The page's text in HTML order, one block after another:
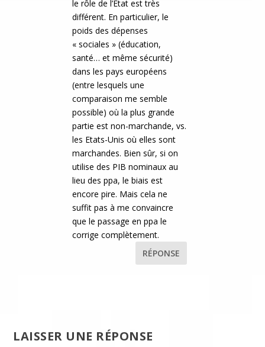
le rôle de l’Etat est très
différent. En particulier, le
poids des dépenses
« sociales » (éducation,
santé… et même sécurité)
dans les pays européens
(entre lesquels une
comparaison me semble
possible) où la plus grande
partie est non-marchande, vs.
les Etats-Unis où elles sont
marchandes. Bien sûr, si on
utilise des PIB nominaux au
lieu des ppa, le biais est
encore pire. Mais cela ne
suffit pas à me convaincre
que le passage en ppa le
corrige complètement.
RÉPONSE
LAISSER UNE RÉPONSE